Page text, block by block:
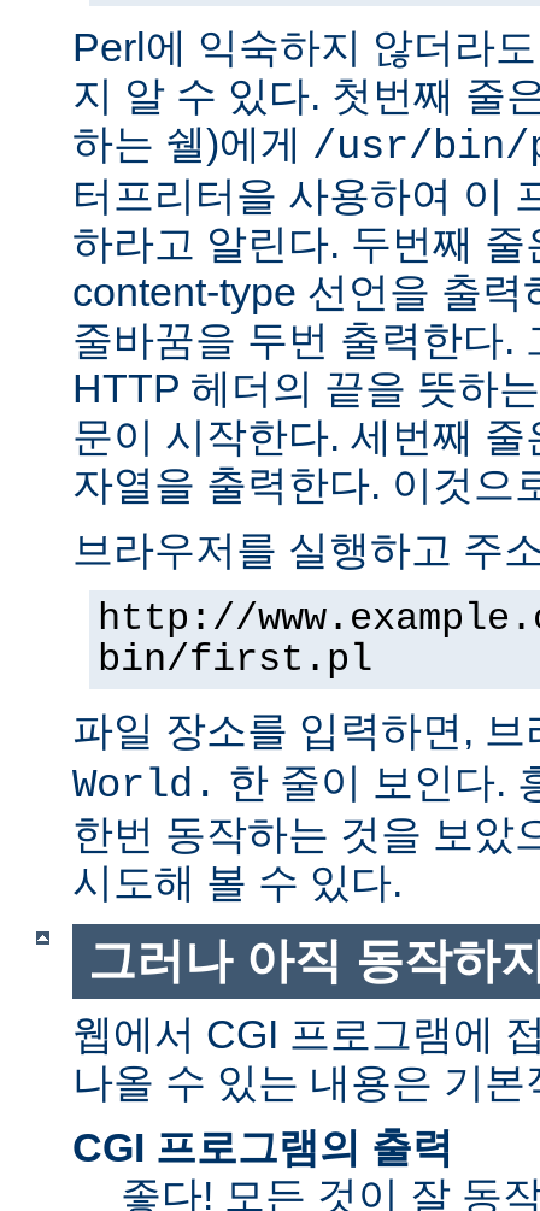
Perl에 익숙하지 않더라
지 알 수 있다. 첫번째 줄
하는 쉘)에게 /usr/bin/
터프리터을 사용하여 이
하라고 알린다. 두번째 줄
content-type 선언을 출
줄바꿈을 두번 출력한다.
HTTP 헤더의 끝을 뜻하
문이 시작한다. 세번째
자열을 출력한다. 이것으
브라우저를 실행하고 주
http://
bin/first.pl
파일 장소를 입력하면,
World. 한 줄이 보인다.
한번 동작하는 것을 보았
시도해 볼 수 있다.
그러나 아직 동작하
웹에서 CGI 프로그램에
나올 수 있는 내용은 기
CGI 프로그램의 출력
좋다! 모든 것이 잘 동